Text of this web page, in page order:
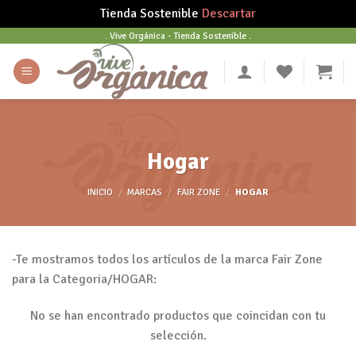
Tienda Sostenible Descartar
content
. Vive Orgánica - Tienda Sostenible .
Hogar
INICIO / MARCAS / FAIR ZONE / HOGAR
-Te mostramos todos los artículos de la marca Fair Zone
para la Categoria/HOGAR:
No se han encontrado productos que coincidan con tu
selección.